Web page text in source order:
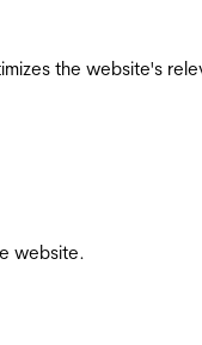
the website's
website.